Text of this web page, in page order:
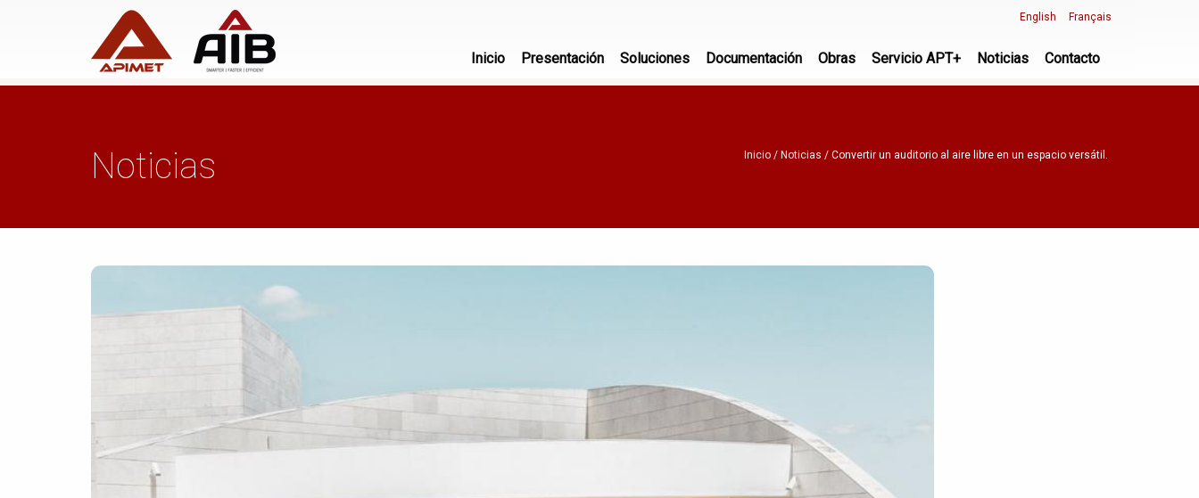
English Français
Inicio Presentación Soluciones Documentación Obras Servicio APT+ Noticias Contacto
Noticias Inicio Noticias Convertir un auditorio al aire libre en un espacio versátil.